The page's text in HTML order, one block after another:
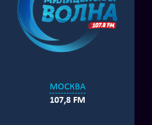
МОСКВА
107,8 FM